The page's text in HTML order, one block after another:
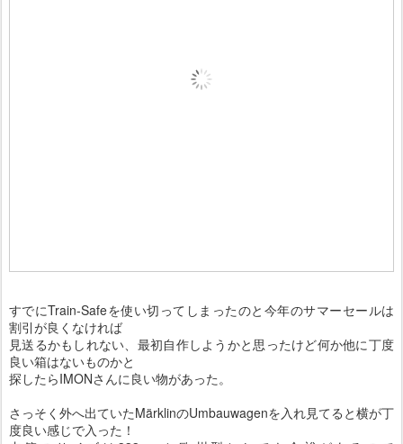
すでにTrain-Safeを使い切ってしまったのと今年のサマーセールは
割引が良くなければ
見送るかもしれない、最初自作しようかと思ったけど何か他に丁度
良い箱はないものかと
探したらIMONさんに良い物があった。
さっそく外へ出ていたMärklinのUmbauwagenを入れ見てると横が丁
度良い感じで入った！